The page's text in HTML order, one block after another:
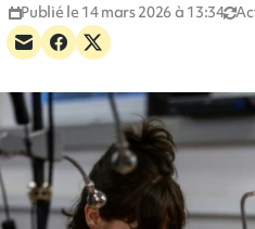
Publié le 14 mars 2026 à 13:34